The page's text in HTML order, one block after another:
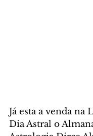
Já esta a venda na
Dia Astral o